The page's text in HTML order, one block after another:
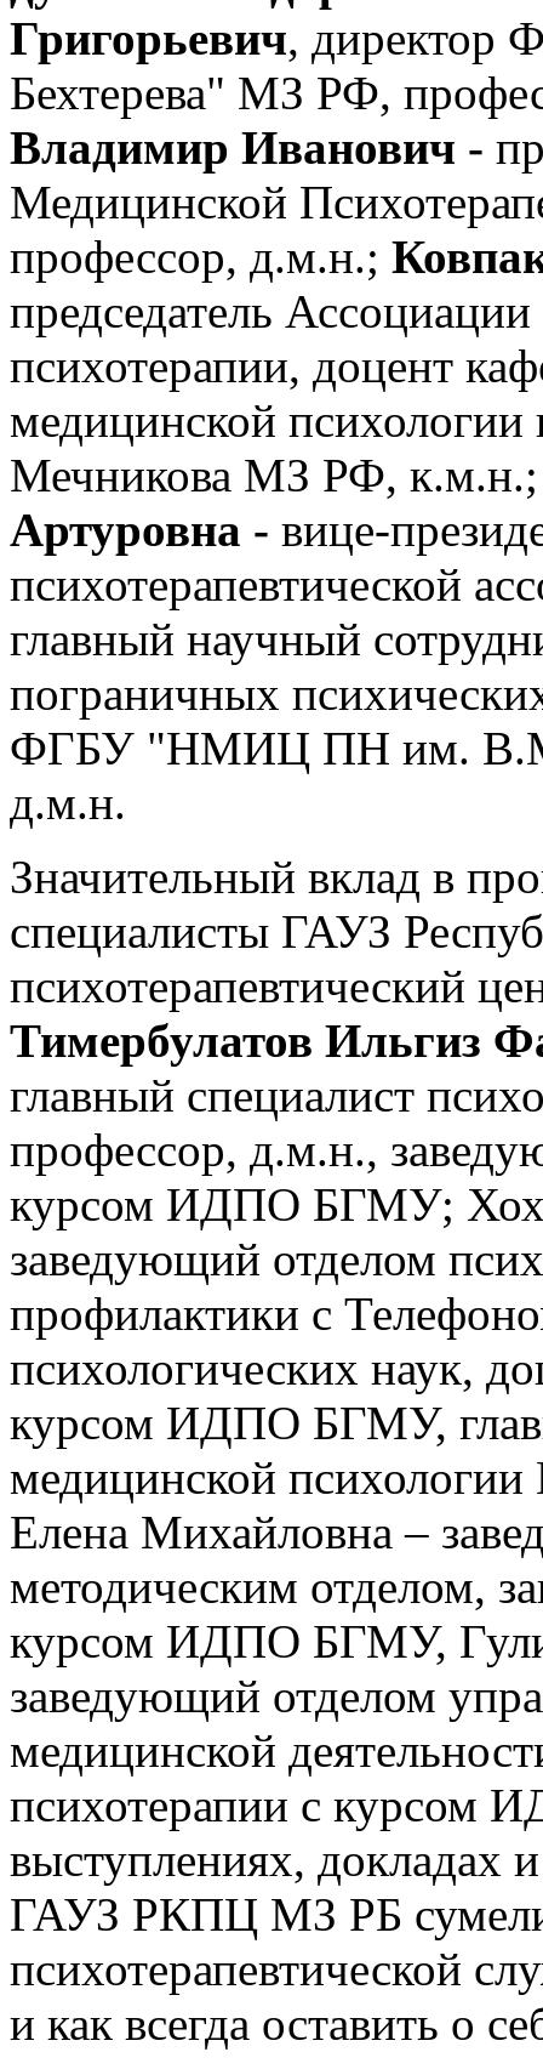
Григорьевич,
Бехтерева" МЗ РФ,
Владимир Иванович -
Медицинской
профессор, д.м.н.;
председатель
психотерапии, доцент
медицинской
Мечникова МЗ РФ,
Артуровна - вице-
психотерапевтической
главный научный
пограничных
ФГБУ "НМИЦ ПН им. В.М.
д.м.н.
Значительный вклад в
специалисты ГАУЗ
психотерапевтический
Тимербулатов Ильгиз
главный специалист
профессор, д.м.н.,
курсом ИДПО БГМУ; Хох
заведующий отделом
профилактики с
психологических наук,
курсом ИДПО БГМУ,
медицинской
Елена Михайловна –
методическим отделом,
курсом ИДПО БГМУ,
заведующий отделом
медицинской
психотерапии с курсом
выступлениях, докладах
ГАУЗ РКПЦ МЗ РБ сумели
психотерапевтической
и как всегда оставить о